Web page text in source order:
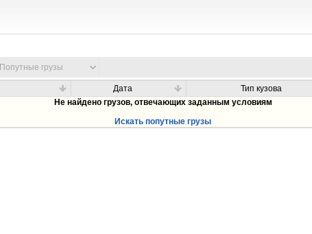
Попутные грузы
Дата Тип кузова
Не найдено грузов, отвечающих заданным условиям
Искать попутные грузы